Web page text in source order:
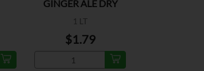
GINGER ALE DRY
1 LT
$1.79